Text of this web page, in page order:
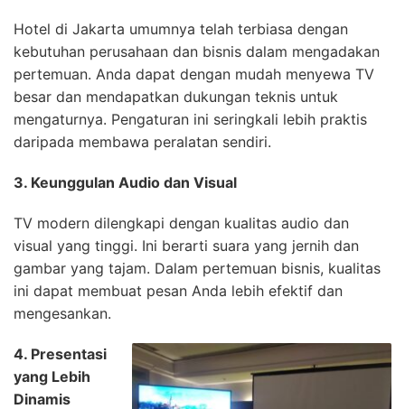
Hotel di Jakarta umumnya telah terbiasa dengan
kebutuhan perusahaan dan bisnis dalam mengadakan
pertemuan. Anda dapat dengan mudah menyewa TV
besar dan mendapatkan dukungan teknis untuk
mengaturnya. Pengaturan ini seringkali lebih praktis
daripada membawa peralatan sendiri.
3. Keunggulan Audio dan Visual
TV modern dilengkapi dengan kualitas audio dan
visual yang tinggi. Ini berarti suara yang jernih dan
gambar yang tajam. Dalam pertemuan bisnis, kualitas
ini dapat membuat pesan Anda lebih efektif dan
mengesankan.
4. Presentasi
yang Lebih
Dinamis